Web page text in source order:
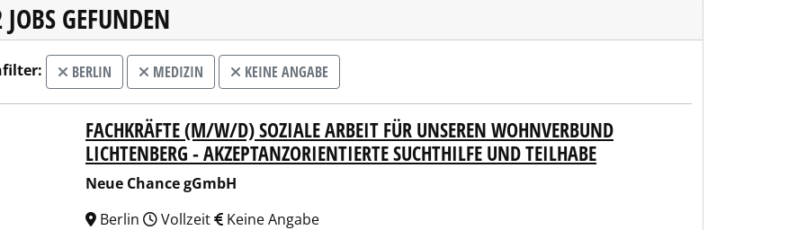
GEFUNDEN
BERLIN MEDIZIN KEINE ANGABE
Chance gGmbHFACHKRÄFTE (M/W/D) SOZIALE ARBEIT FÜR UNSEREN WOHNVERBUND
LICHTENBERG - AKZEPTANZORIENTIERTE SUCHTHILFE UND TEILHABE
Neue Chance gGmbH
Berlin
Vollzeit Keine Angabe